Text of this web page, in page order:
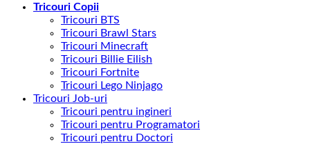
Tricouri Copii
Tricouri BTS
Tricouri Brawl Stars
Tricouri Minecraft
Tricouri Billie Eilish
Tricouri Fortnite
Tricouri Lego Ninjago
Tricouri Job-uri
Tricouri pentru ingineri
Tricouri pentru Programatori
Tricouri pentru Doctori